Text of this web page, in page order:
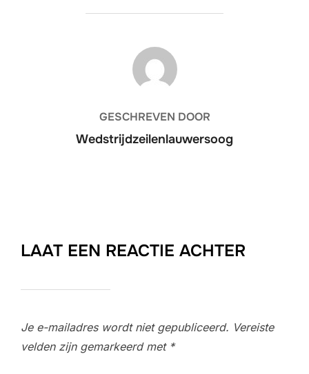
BERICHTAUTEUR
GESCHREVEN DOOR
Wedstrijdzeilenlauwersoog
LAAT EEN REACTIE ACHTER
Je e-mailadres wordt niet gepubliceerd. Vereiste
velden zijn gemarkeerd met *